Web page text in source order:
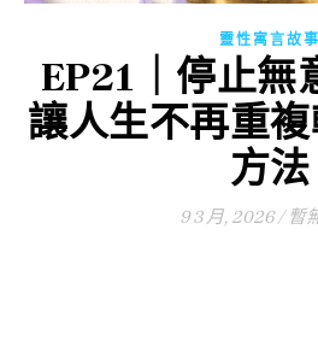
靈性寓言故事
EP21｜停止無
讓人生不再重
方法
9 3 月, 2026 / 暫